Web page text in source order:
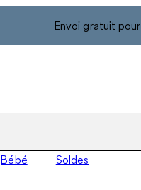
Envoi gratuit
Bébé Soldes